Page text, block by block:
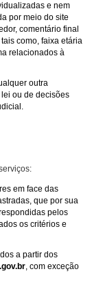
e nem
por meio do site
comentário final
como, faixa etária
relacionados à
outra
ou de decisões
em face das
que por sua
pelos
os critérios e
a partir dos
, com exceção